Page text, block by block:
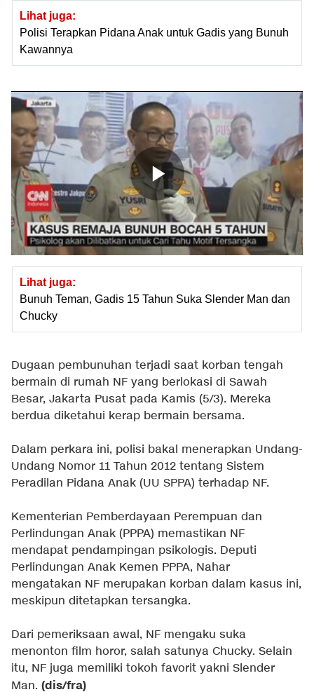
Lihat juga:
Polisi Terapkan Pidana Anak untuk Gadis yang Bunuh
Kawannya
Lihat juga:
Bunuh Teman, Gadis 15 Tahun Suka Slender Man dan
Chucky
Dugaan pembunuhan terjadi saat korban tengah
bermain di rumah NF yang berlokasi di Sawah
Besar, Jakarta Pusat pada Kamis (5/3). Mereka
berdua diketahui kerap bermain bersama.
Dalam perkara ini, polisi bakal menerapkan Undang-
Undang Nomor 11 Tahun 2012 tentang Sistem
Peradilan Pidana Anak (UU SPPA) terhadap NF.
Kementerian Pemberdayaan Perempuan dan
Perlindungan Anak (PPPA) memastikan NF
mendapat pendampingan psikologis. Deputi
Perlindungan Anak Kemen PPPA, Nahar
mengatakan NF merupakan korban dalam kasus ini,
meskipun ditetapkan tersangka.
Dari pemeriksaan awal, NF mengaku suka
menonton film horor, salah satunya Chucky. Selain
itu, NF juga memiliki tokoh favorit yakni Slender
Man. (dis/fra)